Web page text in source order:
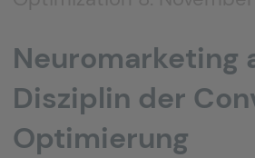
Neuromarketing
Disziplin der
Optimierung